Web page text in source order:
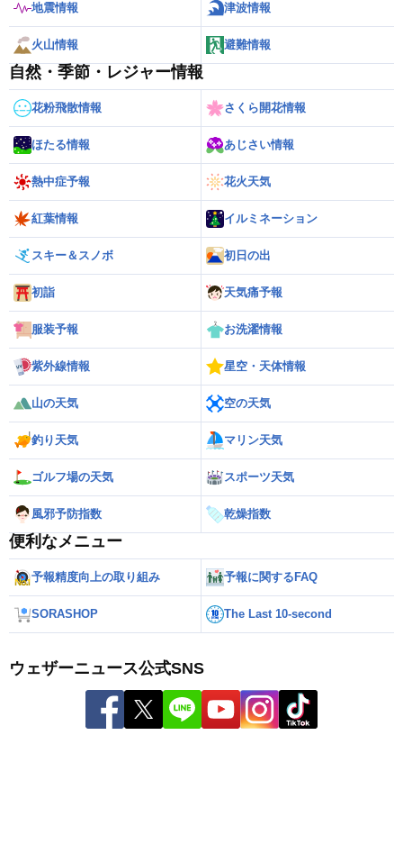
地震情報 津波情報
火山情報 避難情報
自然・季節・レジャー情報
花粉飛散情報 さくら開花情報
ほたる情報 あじさい情報
熱中症予報 花火天気
紅葉情報 イルミネーション
スキー＆スノボ 初日の出
初詣 天気痛予報
服装予報 お洗濯情報
紫外線情報 星空・天体情報
山の天気 空の天気
釣り天気 マリン天気
ゴルフ場の天気 スポーツ天気
風邪予防指数 乾燥指数
便利なメニュー
予報精度向上の取り組み 予報に関するFAQ
SORASHOP The Last 10-second
ウェザーニュース公式SNS